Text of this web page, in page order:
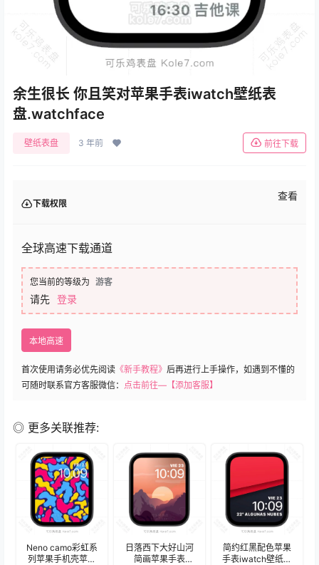
余生很长 你且笑对苹果手表iwatch壁纸表
盘.watchface
壁纸表盘 3 年前 前往下载
下载权限
查看
全球高速下载通道
您当前的等级为 游客
请先 登录
本地高速
首次使用请务必优先阅读 《新手教程》 后再进行上手操作，如遇到不懂的
可随时联系官方客服微信： 点击前往—【添加客服】
◎ 更多关联推荐:
Neno camo彩虹系
列苹果手机壳苹果
日落西下大好山河
简画苹果手表
简约红黑配色苹果
手表iwatch壁纸表